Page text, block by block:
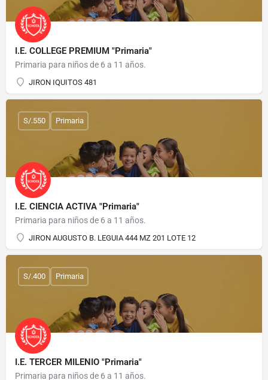
I.E. COLLEGE PREMIUM "Primaria"
Primaria para niños de 6 a 11 años.
JIRON IQUITOS 481
I.E. CIENCIA ACTIVA "Primaria"
Primaria para niños de 6 a 11 años.
JIRON AUGUSTO B. LEGUIA 444 MZ 201 LOTE 12
S/.550 Primaria
I.E. TERCER MILENIO "Primaria"
Primaria para niños de 6 a 11 años.
S/.400 Primaria